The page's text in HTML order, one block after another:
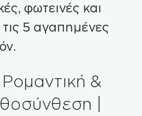
φωτεινές και
5 αγαπημένες
&
|